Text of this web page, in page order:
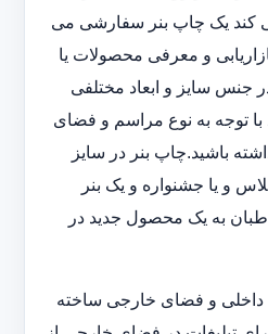
کند یک چاپ بنر سفارشی می
بازاریابی و معرفی محصولات یا
جنس سایز و ابعاد مختلفی
با توجه به نوع مراسم و فضای
باشید.چاپ بنر در سایز
و یا جشنواره و یک بنر
به یک محصول جدید در
داخلی و فضای خارجی ساخته